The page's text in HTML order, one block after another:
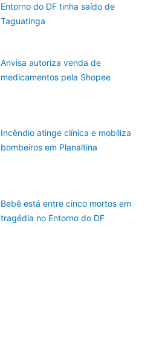
Entorno do DF tinha saído de
Taguatinga
Anvisa autoriza venda de
medicamentos pela Shopee
Incêndio atinge clínica e mobiliza
bombeiros em Planaltina
Bebê está entre cinco mortos em
tragédia no Entorno do DF